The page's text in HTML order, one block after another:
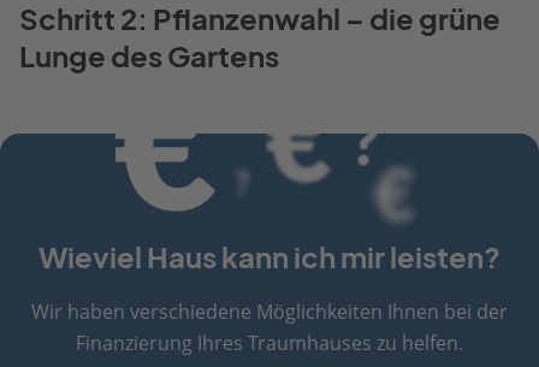
Schritt 2: Pflanzenwahl – die grüne
Lunge des Gartens
Wieviel Haus kann ich mir leisten?
Wir haben verschiedene Möglichkeiten Ihnen bei der
Finanzierung Ihres Traumhauses zu helfen.